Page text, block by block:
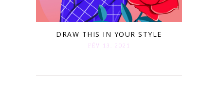
DRAW THIS IN YOUR STYLE
FÉV 13. 2021